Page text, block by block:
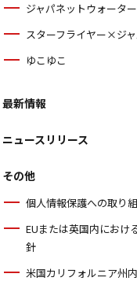
ジャパネットウォーター
スターフライヤー×ジ
ゆこゆこ
最新情報
ニュースリリース
その他
個人情報保護への取り
EUまたは英国内におけ
針
米国カリフォルニア州